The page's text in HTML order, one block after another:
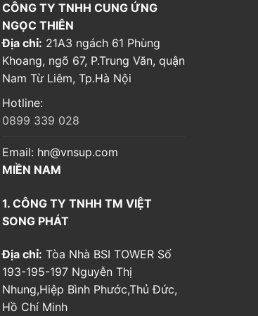
CÔNG TY TNHH CUNG ỨNG
NGỌC THIÊN
Địa chỉ: 21A3 ngách 61 Phùng
Khoang, ngõ 67, P.Trung Văn, quận
Nam Từ Liêm, Tp.Hà Nội
Hotline:
0899 339 028
Email: hn@vnsup.com
MIỀN NAM
1. CÔNG TY TNHH TM VIỆT
SONG PHÁT
Địa chỉ: Tòa Nhà BSI TOWER Số
193-195-197 Nguyễn Thị
Nhung,Hiệp Bình Phước,Thủ Đức,
Hồ Chí Minh